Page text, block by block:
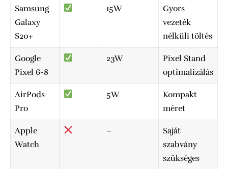
Samsung
Galaxy
S20+
15W
Gyors
vezeték
nélküli töltés
Google
Pixel 6-8
23W
Pixel Stand
optimalizálás
AirPods
Pro
5W
Kompakt
méret
Apple
Watch
–
Saját
szabvány
szükséges